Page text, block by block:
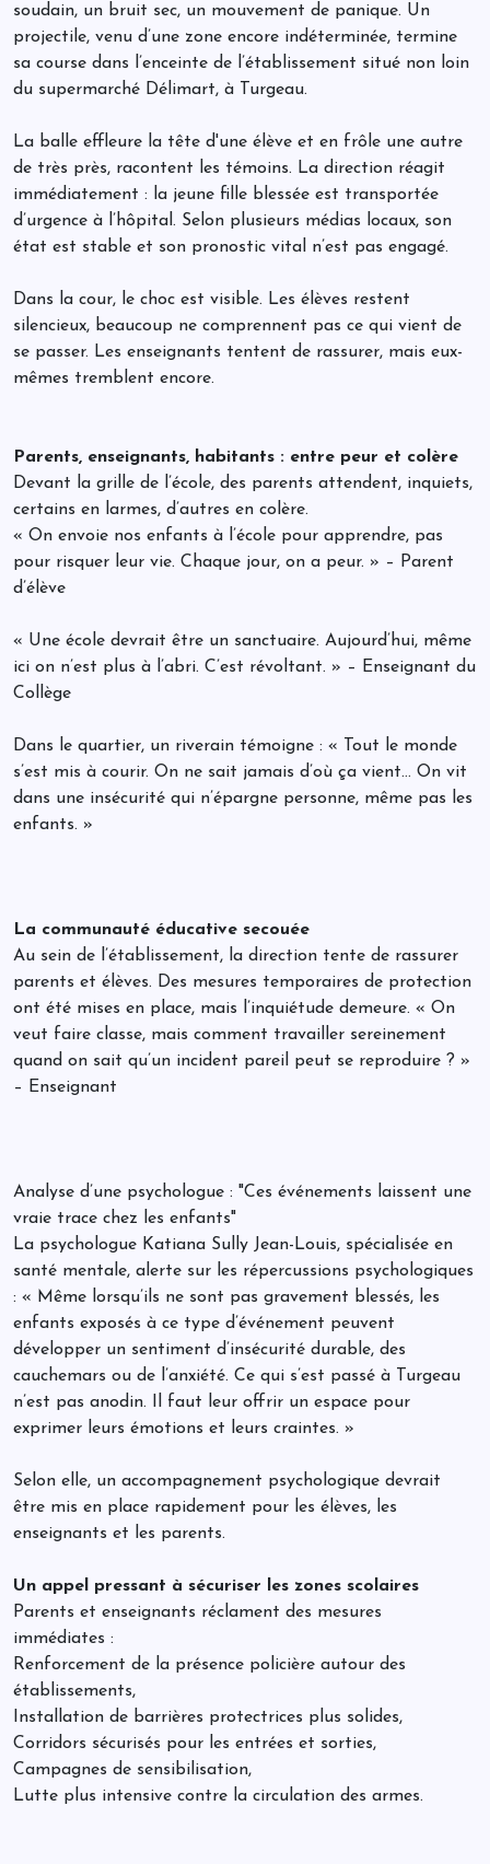
soudain, un bruit sec, un mouvement de panique. Un
projectile, venu d’une zone encore indéterminée, termine
sa course dans l’enceinte de l’établissement situé non loin
du supermarché Délimart, à Turgeau.
La balle effleure la tête d'une élève et en frôle une autre
de très près, racontent les témoins. La direction réagit
immédiatement : la jeune fille blessée est transportée
d’urgence à l’hôpital. Selon plusieurs médias locaux, son
état est stable et son pronostic vital n’est pas engagé.
Dans la cour, le choc est visible. Les élèves restent
silencieux, beaucoup ne comprennent pas ce qui vient de
se passer. Les enseignants tentent de rassurer, mais eux-
mêmes tremblent encore.
Parents, enseignants, habitants : entre peur et colère
Devant la grille de l’école, des parents attendent, inquiets,
certains en larmes, d’autres en colère.
« On envoie nos enfants à l’école pour apprendre, pas
pour risquer leur vie. Chaque jour, on a peur. » – Parent
d’élève
« Une école devrait être un sanctuaire. Aujourd’hui, même
ici on n’est plus à l’abri. C’est révoltant. » – Enseignant du
Collège
Dans le quartier, un riverain témoigne : « Tout le monde
s’est mis à courir. On ne sait jamais d’où ça vient… On vit
dans une insécurité qui n’épargne personne, même pas les
enfants. »
La communauté éducative secouée
Au sein de l’établissement, la direction tente de rassurer
parents et élèves. Des mesures temporaires de protection
ont été mises en place, mais l’inquiétude demeure. « On
veut faire classe, mais comment travailler sereinement
quand on sait qu’un incident pareil peut se reproduire ? »
– Enseignant
Analyse d’une psychologue : "Ces événements laissent une
vraie trace chez les enfants"
La psychologue Katiana Sully Jean-Louis, spécialisée en
santé mentale, alerte sur les répercussions psychologiques
: « Même lorsqu’ils ne sont pas gravement blessés, les
enfants exposés à ce type d’événement peuvent
développer un sentiment d’insécurité durable, des
cauchemars ou de l’anxiété. Ce qui s’est passé à Turgeau
n’est pas anodin. Il faut leur offrir un espace pour
exprimer leurs émotions et leurs craintes. »
Selon elle, un accompagnement psychologique devrait
être mis en place rapidement pour les élèves, les
enseignants et les parents.
Un appel pressant à sécuriser les zones scolaires
Parents et enseignants réclament des mesures
immédiates :
Renforcement de la présence policière autour des
établissements,
Installation de barrières protectrices plus solides,
Corridors sécurisés pour les entrées et sorties,
Campagnes de sensibilisation,
Lutte plus intensive contre la circulation des armes.